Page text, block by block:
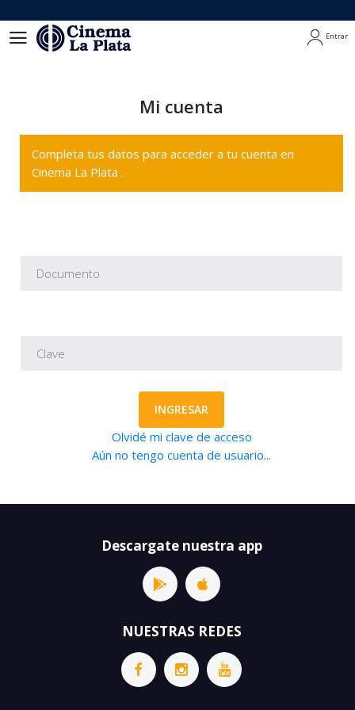
Entrar
Mi cuenta
Completa tus datos para acceder a tu cuenta en
Cinema La Plata .
INGRESAR
Olvidé mi clave de acceso
Aún no tengo cuenta de usuario...
Descargate nuestra app
NUESTRAS REDES